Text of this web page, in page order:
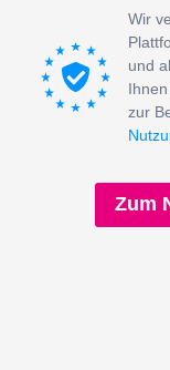
Wir
und
zur
Zum